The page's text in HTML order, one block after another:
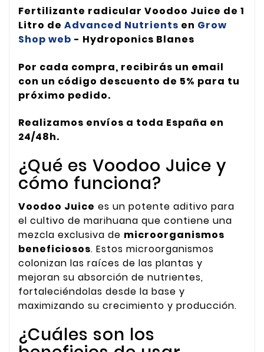
Fertilizante radicular Voodoo Juice de 1
Litro de Advanced Nutrients en Grow
Shop web - Hydroponics Blanes
Por cada compra, recibirás un email
con un código descuento de 5% para tu
próximo pedido.
Realizamos envíos a toda España en
24/48h.
¿Qué es Voodoo Juice y
cómo funciona?
Voodoo Juice es un potente aditivo para
el cultivo de marihuana que contiene una
mezcla exclusiva de microorganismos
beneficiosos. Estos microorganismos
colonizan las raíces de las plantas y
mejoran su absorción de nutrientes,
fortaleciéndolas desde la base y
maximizando su crecimiento y producción.
¿Cuáles son los